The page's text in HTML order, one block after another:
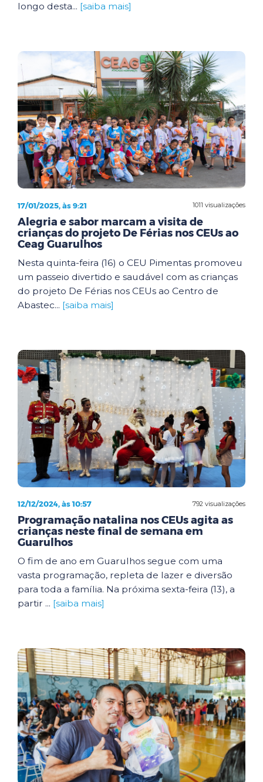
longo desta... [saiba mais]
1011 visualizações
17/01/2025, às 9:21
Alegria e sabor marcam a visita de
crianças do projeto De Férias nos CEUs ao
Ceag Guarulhos
Nesta quinta-feira (16) o CEU Pimentas promoveu
um passeio divertido e saudável com as crianças
do projeto De Férias nos CEUs ao Centro de
Abastec... [saiba mais]
792 visualizações
12/12/2024, às 10:57
Programação natalina nos CEUs agita as
crianças neste final de semana em
Guarulhos
O fim de ano em Guarulhos segue com uma
vasta programação, repleta de lazer e diversão
para toda a família. Na próxima sexta-feira (13), a
partir ... [saiba mais]